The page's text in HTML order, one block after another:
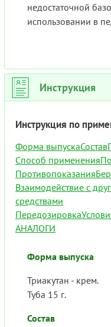
недостаточной
использовании в
Инструкция
Инструкция по
Форма выпускаСостав
Способ применения
Противопоказания
Взаимодействие с
средствами
Передозировка
АНАЛОГИ
Форма выпуска
Триакутан - крем.
Туба 15 г.
Состав